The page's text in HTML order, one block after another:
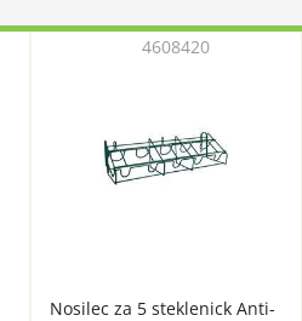
Nosilec za 5 steklenick Anti-
4608420